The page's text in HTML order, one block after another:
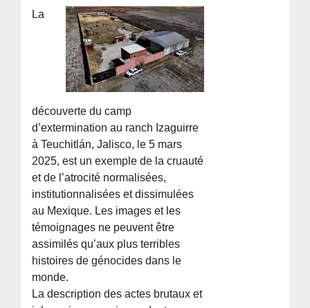
La
découverte du camp
d’extermination au ranch Izaguirre
à Teuchitlán, Jalisco, le 5 mars
2025, est un exemple de la cruauté
et de l’atrocité normalisées,
institutionnalisées et dissimulées
au Mexique. Les images et les
témoignages ne peuvent être
assimilés qu’aux plus terribles
histoires de génocides dans le
monde.
La description des actes brutaux et